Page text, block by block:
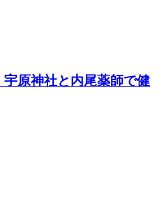
宇原神社と内尾薬師で健